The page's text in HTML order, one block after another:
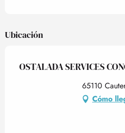
Ubicación
OSTALADA SERVICES
65110
Cómo